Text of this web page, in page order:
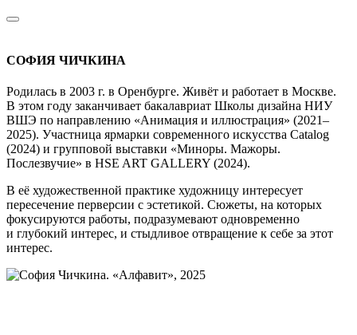
СОФИЯ ЧИЧКИНА
Родилась в 2003 г. в Оренбурге. Живёт и работает в Москве.
В этом году заканчивает бакалавриат Школы дизайна НИУ
ВШЭ по направлению «Анимация и иллюстрация» (2021–
2025). Участница ярмарки современного искусства Catalog
(2024) и групповой выставки «Миноры. Мажоры.
Послезвучие» в HSE ART GALLERY (2024).
В её художественной практике художницу интересует
пересечение перверсии с эстетикой. Сюжеты, на которых
фокусируются работы, подразумевают одновременно
и глубокий интерес, и стыдливое отвращение к себе за этот
интерес.